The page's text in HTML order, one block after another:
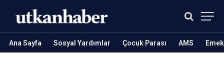
Ana Sayfa Sosyal Yardımlar Çocuk Parası AMS